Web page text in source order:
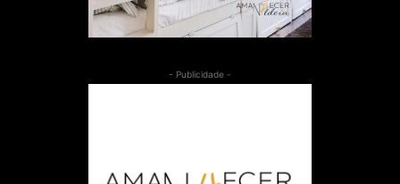
- Publicidade -